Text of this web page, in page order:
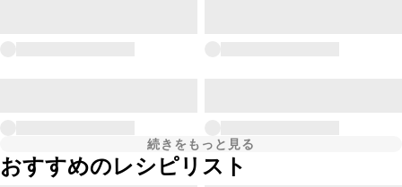
続きをもっと見る
おすすめのレシピリスト